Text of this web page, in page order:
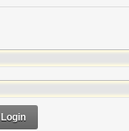
Login